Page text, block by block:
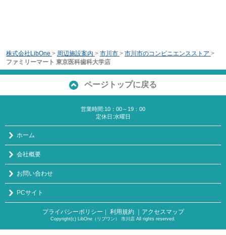
株式会社LibOne > 周辺施設案内 > 市川市 > 市川市のコンビニエンスストア >
ファミリーマート 東京医科歯科大学店
ページトップに戻る
営業時間:10：00～19：00
定休日:水曜日
ホーム
会社概要
お問い合わせ
PCサイト
プライバシーポリシー ｜ 利用規約 ｜アクセスマップ
Copyright(c) LibOne（リブワン） 市川店 All rights reserved.